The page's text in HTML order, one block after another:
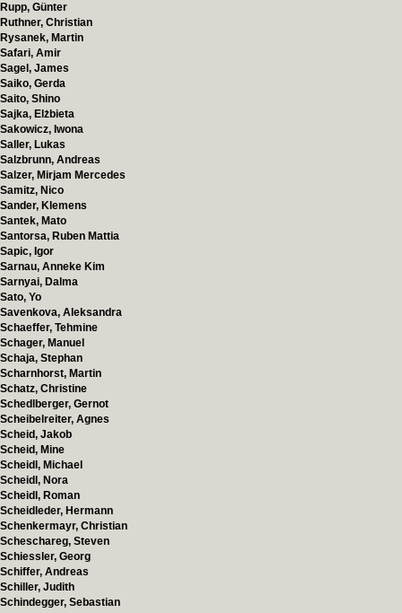
Rupp, Günter
Ruthner, Christian
Rysanek, Martin
Safari, Amir
Sagel, James
Saiko, Gerda
Saito, Shino
Sajka, Elżbieta
Sakowicz, Iwona
Saller, Lukas
Salzbrunn, Andreas
Salzer, Mirjam Mercedes
Samitz, Nico
Sander, Klemens
Santek, Mato
Santorsa, Ruben Mattia
Sapic, Igor
Sarnau, Anneke Kim
Sarnyai, Dalma
Sato, Yo
Savenkova, Aleksandra
Schaeffer, Tehmine
Schager, Manuel
Schaja, Stephan
Scharnhorst, Martin
Schatz, Christine
Schedlberger, Gernot
Scheibelreiter, Agnes
Scheid, Jakob
Scheid, Mine
Scheidl, Michael
Scheidl, Nora
Scheidl, Roman
Scheidleder, Hermann
Schenkermayr, Christian
Scheschareg, Steven
Schiessler, Georg
Schiffer, Andreas
Schiller, Judith
Schindegger, Sebastian